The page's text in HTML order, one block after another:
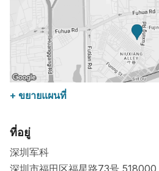
+ ขยายแผนที่
ที่อยู่
深圳军科